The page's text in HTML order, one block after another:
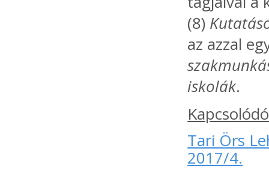
(8)
az azzal
iskolák.
Tari Örs
2017/4.